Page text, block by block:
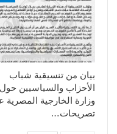
بيان من تنسيقية شباب
الأحزاب والسياسيين
وزارة الخارجية المصرية
تصريحات…